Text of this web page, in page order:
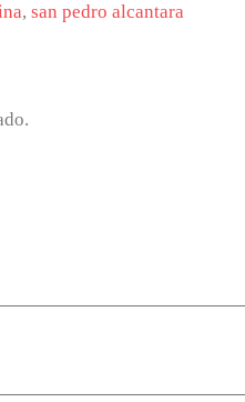
, san pedro alcantara